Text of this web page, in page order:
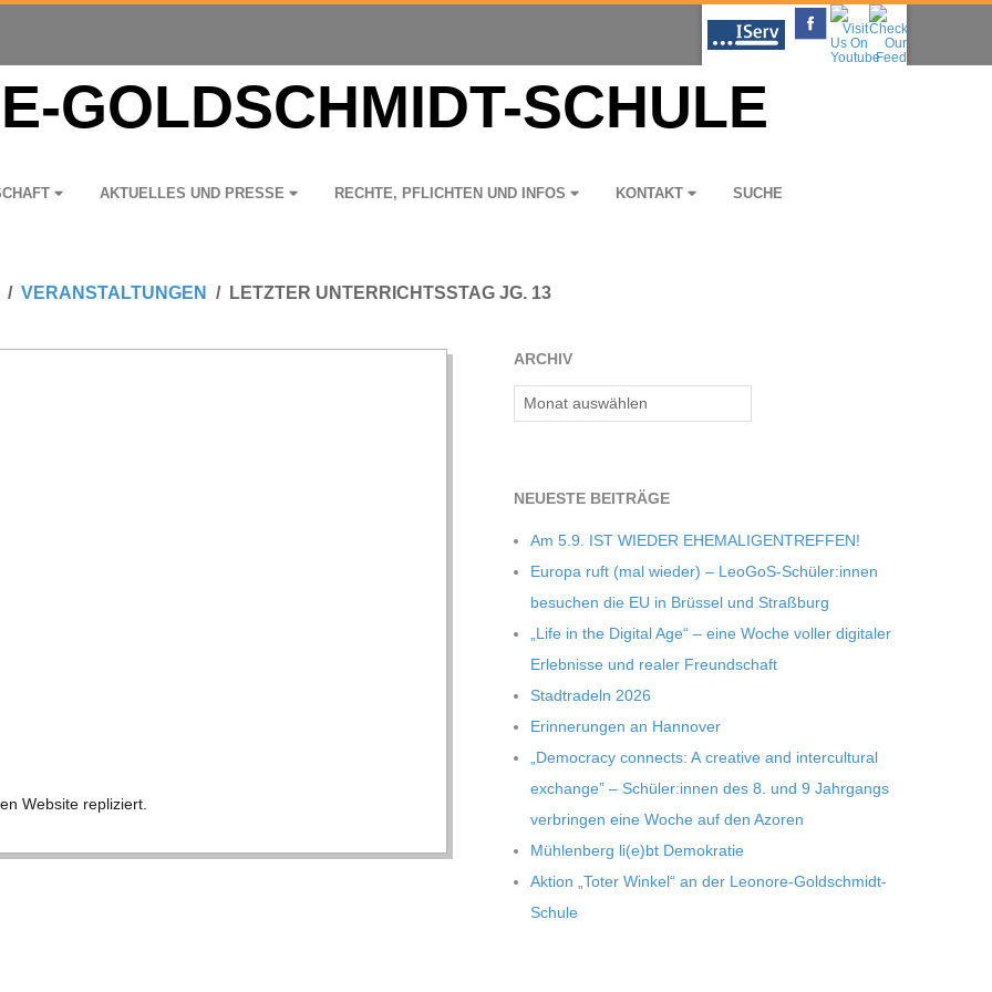
AKTU­EL­LES UND PRESSE RECHTE, PFLICH­TEN UND INFOS KON­TAKT SUCHE
VERANSTALTUNGEN LETZTER UNTERRICHTSSTAG JG. 13
Web­site repliziert.
ARCHIV
Archiv
NEU­ESTE BEITRÄGE
Am 5.9. IST WIEDER EHEMALIGENTREFFEN!
Europa ruft (mal wie­der) – LeoGoS-Schüler:innen
besu­chen die EU in Brüs­sel und Straßburg
„Life in the Digi­tal Age“ – eine Woche vol­ler digi­ta­ler
Erleb­nisse und rea­ler Freundschaft
Stadt­ra­deln 2026
Erin­ne­run­gen an Hannover
„Demo­cracy con­nects: A crea­tive and inter­cul­tu­ral
exch­ange” – Schüler:innen des 8. und 9 Jahr­gangs
ver­brin­gen eine Woche auf den Azoren
Müh­len­berg li(e)bt Demokratie
Aktion „Toter Win­kel“ an der Leonore-Goldschmidt-
Schule